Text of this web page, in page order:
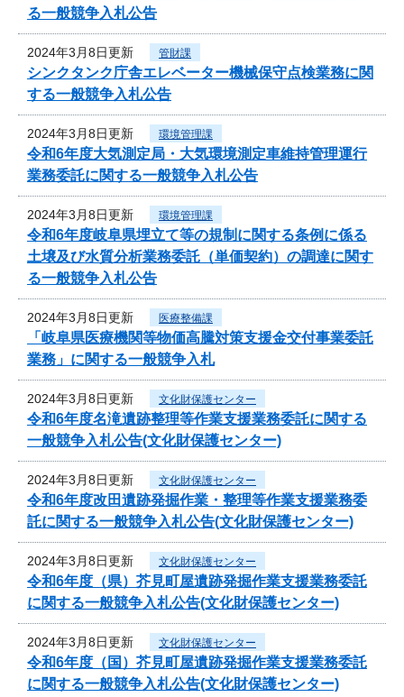
る一般競争入札公告
2024年3月8日更新 管財課
シンクタンク庁舎エレベーター機械保守点検業務に関
する一般競争入札公告
2024年3月8日更新 環境管理課
令和6年度大気測定局・大気環境測定車維持管理運行
業務委託に関する一般競争入札公告
2024年3月8日更新 環境管理課
令和6年度岐阜県埋立て等の規制に関する条例に係る
土壌及び水質分析業務委託（単価契約）の調達に関す
る一般競争入札公告
2024年3月8日更新 医療整備課
「岐阜県医療機関等物価高騰対策支援金交付事業委託
業務」に関する一般競争入札
2024年3月8日更新 文化財保護センター
令和6年度名滝遺跡整理等作業支援業務委託に関する
一般競争入札公告(文化財保護センター)
2024年3月8日更新 文化財保護センター
令和6年度改田遺跡発掘作業・整理等作業支援業務委
託に関する一般競争入札公告(文化財保護センター)
2024年3月8日更新 文化財保護センター
令和6年度（県）芥見町屋遺跡発掘作業支援業務委託
に関する一般競争入札公告(文化財保護センター)
2024年3月8日更新 文化財保護センター
令和6年度（国）芥見町屋遺跡発掘作業支援業務委託
に関する一般競争入札公告(文化財保護センター)